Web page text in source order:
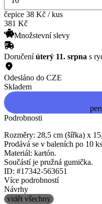
čepice 38 Kč / kus
381 Kč
Množstevní slevy
Doručeníúterý 11. srpna s
Odesláno do CZE
Skladem
Podrobnosti
Rozměry: 28,5 cm (šířka) x
Prodává se v baleních po 10 ks
Materiál: kartón.
Součástí je pružná gumička.
ID: #17342-563651
Více podrobností
Návrhy
vidět všechny